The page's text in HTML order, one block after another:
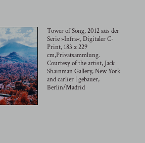
Tower of Song, 2012 aus der
Serie »Infra«, Digitaler C-
Print, 183 x 229
cm,Privatsammlung.
Courtesy of the artist, Jack
Shainman Gallery, New York
and carlier | gebauer,
Berlin/Madrid